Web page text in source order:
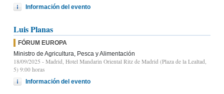
Información del evento
Luis Planas
FÓRUM EUROPA
Ministro de Agricultura, Pesca y Alimentación
18/09/2025 - Madrid, Hotel Mandarin Oriental Ritz de Madrid (Plaza de la Lealtad,
5) 9:00 horas
Información del evento